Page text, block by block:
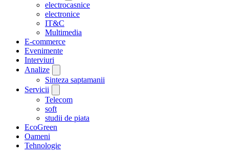
electrocasnice
electronice
IT&C
Multimedia
E-commerce
Evenimente
Interviuri
Analize
Sinteza saptamanii
Servicii
Telecom
soft
studii de piata
EcoGreen
Oameni
Tehnologie